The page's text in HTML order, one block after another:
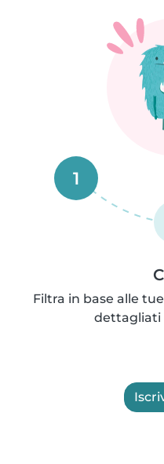
1
Filtra in base alle
dettagliati